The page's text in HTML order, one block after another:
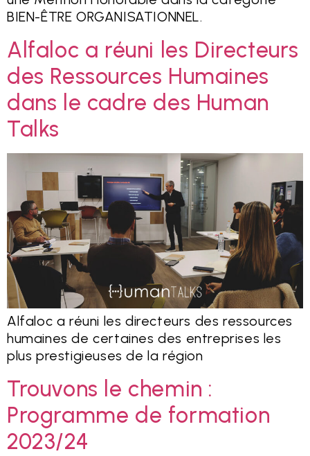
BIEN-ÊTRE ORGANISATIONNEL.
Alfaloc a réuni les Directeurs
des Ressources Humaines
dans le cadre des Human
Talks
Alfaloc a réuni les directeurs des ressources
humaines de certaines des entreprises les
plus prestigieuses de la région
Trouvons le chemin :
Programme de formation
2023/24